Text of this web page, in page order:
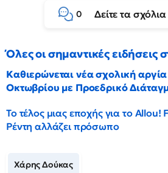
0 Δείτε τα σχόλια
Όλες οι σημαντικές ειδήσεις
Καθιερώνεται νέα σχολική αργία
Οκτωβρίου με Προεδρικό
Το τέλος μιας εποχής για το Allou!
Ρέντη αλλάζει πρόσωπο
Χάρης Δούκας